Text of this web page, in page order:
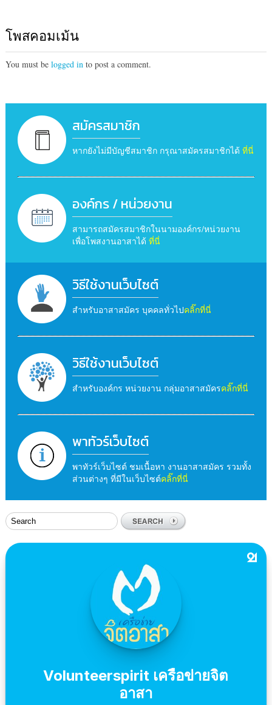
โพสคอมเม้น
You must be logged into post a comment.
สมัครสมาชิก
หากยังไม่มีบัญชีสมาชิก กรุณาสมัครสมาชิกได้ ที่นี่
องค์กร / หน่วยงาน
สามารถสมัครสมาชิกในนามองค์กร/หน่วยงาน
เพื่อโพสงานอาสาได้ ที่นี่
วิธีใช้งานเว็บไซต์
สำหรับอาสาสมัคร บุคคลทั่วไปคลิ๊กที่นี่
วิธีใช้งานเว็บไซต์
สำหรับองค์กร หน่วยงาน กลุ่มอาสาสมัครคลิ๊กที่นี่
พาทัวร์เว็บไซต์
พาทัวร์เว็บไซต์ ชมเนื้อหา งานอาสาสมัคร รวมทั้ง
ส่วนต่างๆ ที่มีในเว็บไซต์คลิ๊กที่นี่